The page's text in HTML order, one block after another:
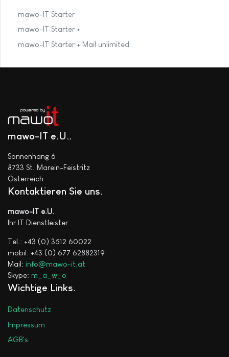
mawo-IT Starter
mawo-IT Starter +
mawo-IT Starter + Mail unlimited
mawo-IT e.U.
Sonnenhang 6
8733 St. Marein-Feistritz
Österreich
Kontaktieren Sie uns
mawo-IT e.U.
Ihr IT Dienstleister
Tel.: +43 (0) 3512 60022
mobil: +43 (0) 677 62882319
Mail: info@mawo-it.at
Skype: m_a_w_o
Wichtige Links
Datenschutz
Impressum
AGB's